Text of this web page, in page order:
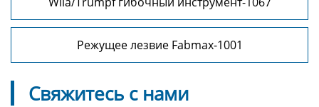
Режущее лезвие Fabmax-1001
Свяжитесь с нами